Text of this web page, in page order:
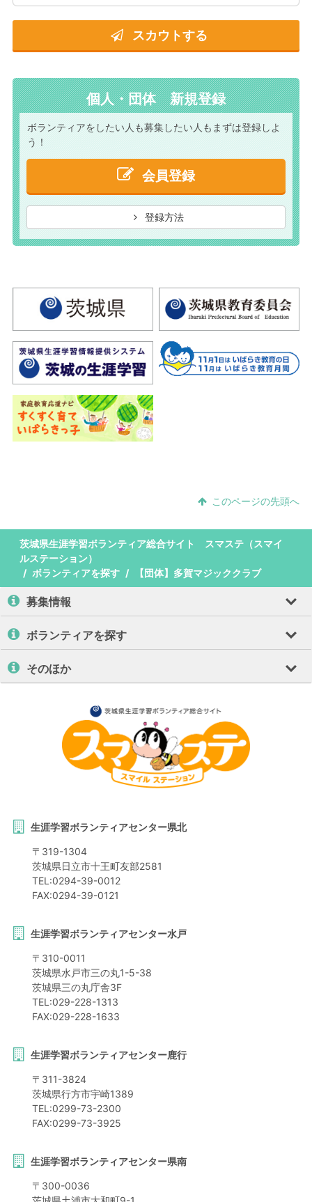
スカウトする
個人・団体 新規登録
ボランティアをしたい人も募集したい人もまずは登録しよ
う！
会員登録
登録方法
このページの先頭へ
茨城県生涯学習ボランティア総合サイト スマステ（スマイ
ルステーション）
ボランティアを探す
【団体】多賀マジッククラブ
募集情報
ボランティアを探す
そのほか
生涯学習ボランティアセンター県北
〒 319-1304
茨城県日立市十王町友部2581
TEL:0294-39-0012
FAX:0294-39-0121
生涯学習ボランティアセンター水戸
〒 310-0011
茨城県水戸市三の丸1-5-38
茨城県三の丸庁舎3F
TEL:029-228-1313
FAX:029-228-1633
生涯学習ボランティアセンター鹿行
〒 311-3824
茨城県行方市宇崎1389
TEL:0299-73-2300
FAX:0299-73-3925
生涯学習ボランティアセンター県南
〒 300-0036